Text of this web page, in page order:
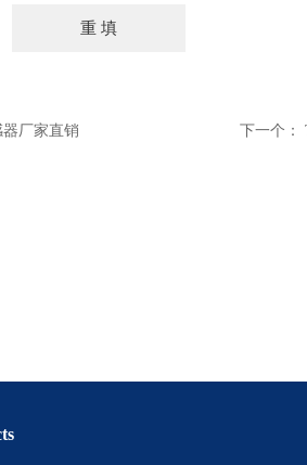
厂家直销 下一个：